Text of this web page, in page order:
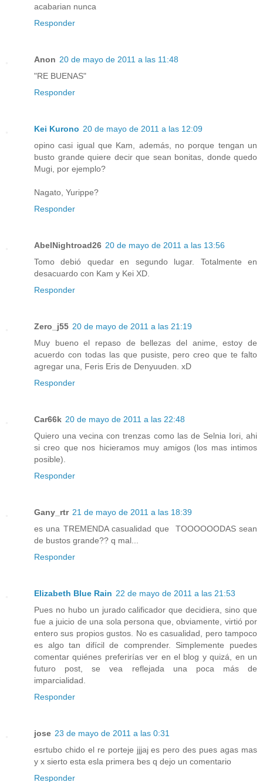
acabarian nunca
Responder
Anon 20 de mayo de 2011 a las 11:48
"RE BUENAS"
Responder
Kei Kurono 20 de mayo de 2011 a las 12:09
opino casi igual que Kam, además, no porque tengan un
busto grande quiere decir que sean bonitas, donde quedo
Mugi, por ejemplo?
Nagato, Yurippe?
Responder
AbelNightroad26 20 de mayo de 2011 a las 13:56
Tomo debió quedar en segundo lugar. Totalmente en
desacuardo con Kam y Kei XD.
Responder
Zero_j55 20 de mayo de 2011 a las 21:19
Muy bueno el repaso de bellezas del anime, estoy de
acuerdo con todas las que pusiste, pero creo que te falto
agregar una, Feris Eris de Denyuuden. xD
Responder
Car66k 20 de mayo de 2011 a las 22:48
Quiero una vecina con trenzas como las de Selnia Iori, ahi
si creo que nos hicieramos muy amigos (los mas intimos
posible).
Responder
Gany_rtr 21 de mayo de 2011 a las 18:39
es una TREMENDA casualidad que TOOOOOODAS sean
de bustos grande?? q mal...
Responder
Elizabeth Blue Rain 22 de mayo de 2011 a las 21:53
Pues no hubo un jurado calificador que decidiera, sino que
fue a juicio de una sola persona que, obviamente, virtió por
entero sus propios gustos. No es casualidad, pero tampoco
es algo tan difícil de comprender. Simplemente puedes
comentar quiénes preferirías ver en el blog y quizá, en un
futuro post, se vea reflejada una poca más de
imparcialidad.
Responder
jose 23 de mayo de 2011 a las 0:31
esrtubo chido el re porteje jjjaj es pero des pues agas mas
y x sierto esta esla primera bes q dejo un comentario
Responder